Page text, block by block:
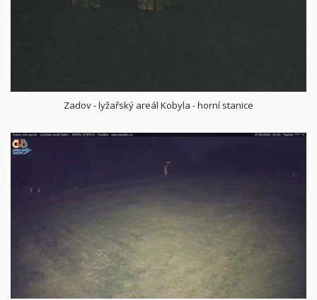
Zadov - lyžařský areál Kobyla - horní stanice